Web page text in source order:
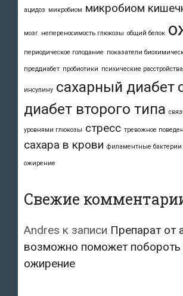
ацидоз микробиом микробиом
мозг непереносимость глюкозы общий белок
периодическое голодание показатели
преддиабет пробиотики психические расстройства
инсулину сахарный диабет
диабет второго типа
уровнями глюкозы стресс тревожное
сахара в крови филаментные бактерии
ожирение
Свежие
Andres к записи Препарат от
возможно поможет побороть
ожирение